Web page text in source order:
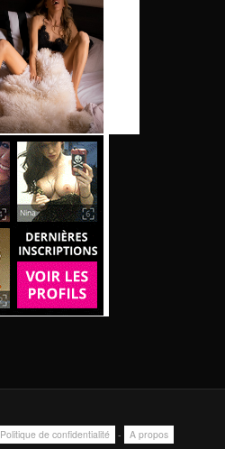
Politique de confidentialité - A propos